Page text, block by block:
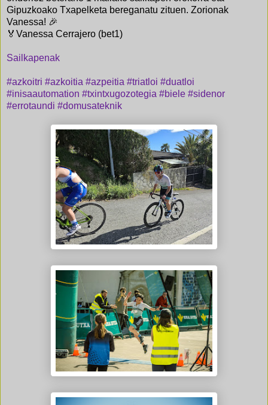
Gipuzkoako Txapelketa bereganatu zituen. Zorionak
Vanessa! 🎉
🏅Vanessa Cerrajero (bet1)
Sailkapenak
#azkoitri #azkoitia #azpeitia #triatloi #duatloi
#inisaautomation #txintxugozotegia #biele #sidenor
#errotaundi #domusateknik